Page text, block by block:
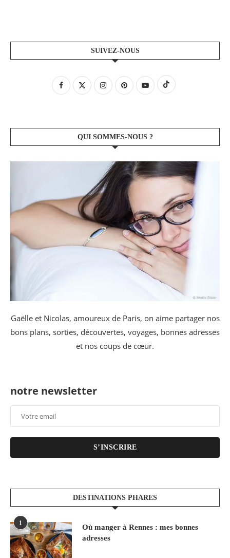
SUIVEZ-NOUS
QUI SOMMES-NOUS ?
Gaëlle et Nicolas, amoureux de Paris, on aime partager nos
bons plans, sorties, découvertes, voyages, bonnes adresses
et nos coups de cœur.
notre newsletter
S’INSCRIRE
DESTINATIONS PHARES
1
Où manger à Rennes : mes bonnes
adresses